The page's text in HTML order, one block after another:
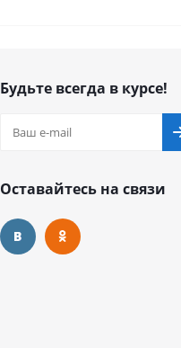
Будьте всегда в курсе!
Оставайтесь на связи